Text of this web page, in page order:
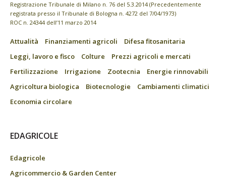
Registrazione Tribunale di Milano n. 76 del 5.3.2014 (Precedentemente
registrata presso il Tribunale di Bologna n. 4272 del 7/04/1973)
ROC n. 24344 dell’11 marzo 2014
Attualità Finanziamenti agricoli
Difesa fitosanitaria
Leggi, lavoro e fisco
Colture
Prezzi agricoli e mercati
Fertilizzazione
Irrigazione Zootecnia
Energie rinnovabili
Agricoltura biologica
Biotecnologie
Cambiamenti climatici
Economia circolare
EDAGRICOLE
Edagricole
Agricommercio & Garden Center